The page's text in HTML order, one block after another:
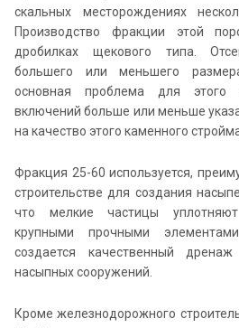
скальных месторождениях
Производство фракции этой
дробилках щекового типа.
большего или меньшего
основная проблема для
включений больше или меньше
на качество этого каменного
Фракция 25-60 используется,
строительстве для создания
что мелкие частицы
крупными прочными
создается качественный
насыпных сооружений.
Кроме железнодорожного